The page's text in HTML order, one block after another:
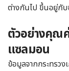
ต่างกันไป ขึ้นอยู่กั
ตัวอย่างคุณ
แซลมอน
ข้อมูลจากกระทรว